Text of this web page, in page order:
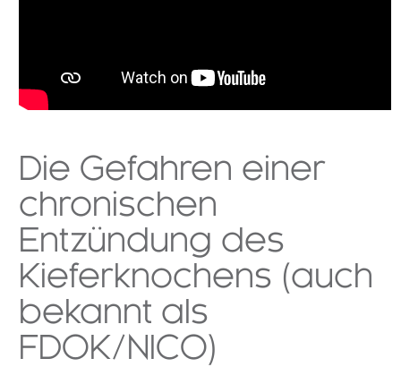
Die Gefahren einer
chronischen
Entzündung des
Kieferknochens (auch
bekannt als
FDOK/NICO)